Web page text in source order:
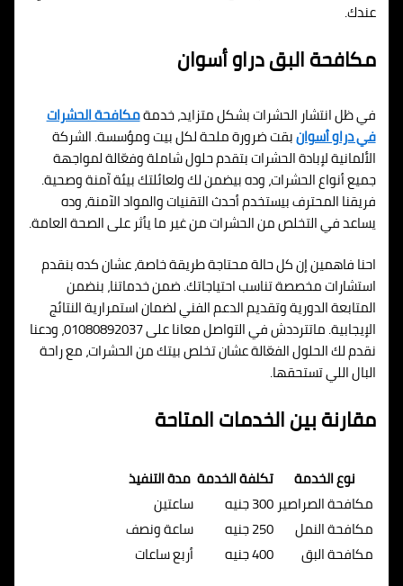
عندك.
مكافحة البق دراو أسوان
في ظل انتشار الحشرات بشكل متزايد، خدمةمكافحة الحشرات
في دراو أسوانبقت ضرورة ملحة لكل بيت ومؤسسة. الشركة
الألمانية لإبادة الحشرات بتقدم حلول شاملة وفعّالة لمواجهة
جميع أنواع الحشرات، وده بيضمن لك ولعائلتك بيئة آمنة وصحية.
فريقنا المحترف بيستخدم أحدث التقنيات والمواد الآمنة، وده
يساعد في التخلص من الحشرات من غير ما يأثر على الصحة العامة.
احنا فاهمين إن كل حالة محتاجة طريقة خاصة، عشان كده بنقدم
استشارات مخصصة تناسب احتياجاتك. ضمن خدماتنا، بنضمن
المتابعة الدورية وتقديم الدعم الفني لضمان استمرارية النتائج
الإيجابية. ماتترددش في التواصل معانا على 01080892037، ودعنا
نقدم لك الحلول الفعّالة عشان تخلص بيتك من الحشرات، مع راحة
البال اللي تستحقها.
مقارنة بين الخدمات المتاحة
نوع الخدمة تكلفة الخدمة مدة التنفيذ
مكافحة الصراصير 300 جنيه
ساعتين
مكافحة النمل
250 جنيه
ساعة ونصف
مكافحة البق
400 جنيه أربع ساعات